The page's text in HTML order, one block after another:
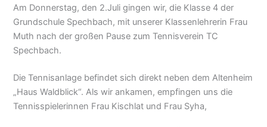
Am Donnerstag, den 2.Juli gingen wir, die Klasse 4 der
Grundschule Spechbach, mit unserer Klassenlehrerin Frau
Muth nach der großen Pause zum Tennisverein TC
Spechbach.
Die Tennisanlage befindet sich direkt neben dem Altenheim
„Haus Waldblick“. Als wir ankamen, empfingen uns die
Tennisspielerinnen Frau Kischlat und Frau Syha,